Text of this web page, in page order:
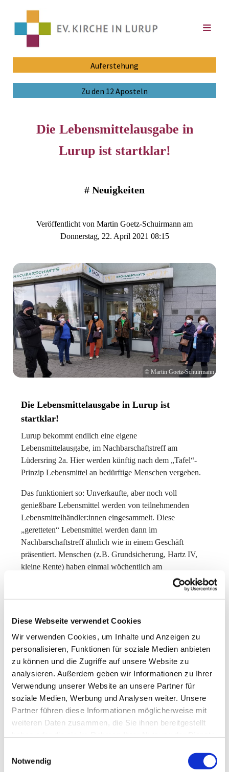
Diese Webseite verwendet Cookies
Wir verwenden Cookies, um Inhalte und Anzeigen zu
personalisieren, Funktionen für soziale Medien anbieten
zu können und die Zugriffe auf unsere Website zu
analysieren. Außerdem geben wir Informationen zu Ihrer
Verwendung unserer Website an unsere Partner für
soziale Medien, Werbung und Analysen weiter. Unsere
Partner führen diese Informationen möglicherweise mit
weiteren Daten zusammen, die Sie ihnen bereitgestellt
Notwendig
Auferstehung
Zu den 12 Aposteln
Die Lebensmittelausgabe in
Lurup ist startklar!
# Neuigkeiten
Veröffentlicht von Martin Goetz-Schuirmann am
Donnerstag, 22. April 2021 08:15
© Martin Goetz-Schuirmann
Die Lebensmittelausgabe in Lurup ist
startklar!
Lurup bekommt endlich eine eigene
Lebensmittelausgabe, im Nachbarschaftstreff am
Lüdersring 2a. Hier werden künftig nach dem „Tafel“-
Prinzip Lebensmittel an bedürftige Menschen vergeben.
Das funktioniert so: Unverkaufte, aber noch voll
genießbare Lebensmittel werden von teilnehmenden
Lebensmittelhändler:innen eingesammelt. Diese
„geretteten“ Lebensmittel werden dann im
Nachbarschaftstreff ähnlich wie in einem Geschäft
präsentiert. Menschen (z.B. Grundsicherung, Hartz IV,
kleine Rente) haben einmal wöchentlich am
aufgenommen zu werden, gibt es am 27.04. und 04.05.
ab 14.30 Uhr die Anmeldung im Nachbarschaftstreff–
hierzu bitte vorab einen Termin vereinbaren unter 0176
4945 2107.
Möglich gemacht wird das durch große Hilfsbereitschaft
für die Menschen im Stadtteil: Die evangelischen
Kirchengemeinden in Lurup (KGV) übernemrn die
Aufgabe der Trägerschaft, die SAGA stellt die
eingesammelte Spenden von Bäckerei Hansen. Und